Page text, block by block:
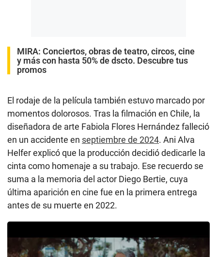
MIRA: Conciertos, obras de teatro, circos, cine
y más con hasta 50% de dscto. Descubre tus
promos
El rodaje de la película también estuvo marcado por
momentos dolorosos. Tras la filmación en Chile, la
diseñadora de arte Fabiola Flores Hernández falleció
en un accidente en septiembre de 2024. Ani Alva
Helfer explicó que la producción decidió dedicarle la
cinta como homenaje a su trabajo. Ese recuerdo se
suma a la memoria del actor Diego Bertie, cuya
última aparición en cine fue en la primera entrega
antes de su muerte en 2022.